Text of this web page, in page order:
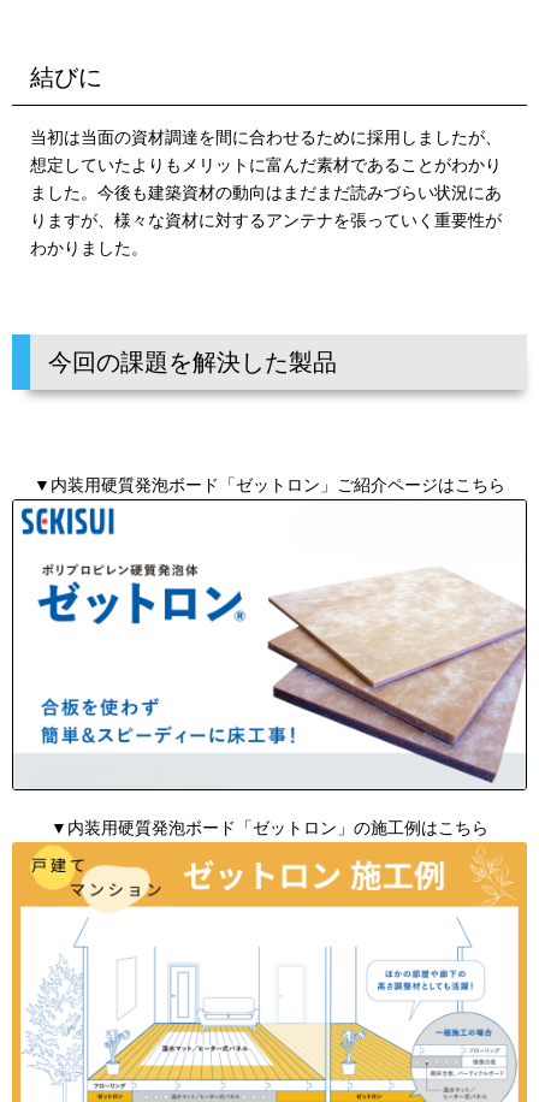
結びに
当初は当面の資材調達を間に合わせるために採用しましたが、
想定していたよりもメリットに富んだ素材であることがわかり
ました。今後も建築資材の動向はまだまだ読みづらい状況にあ
りますが、様々な資材に対するアンテナを張っていく重要性が
わかりました。
今回の課題を解決した製品
▼内装用硬質発泡ボード「ゼットロン」ご紹介ページはこちら
▼内装用硬質発泡ボード「ゼットロン」の施工例はこちら